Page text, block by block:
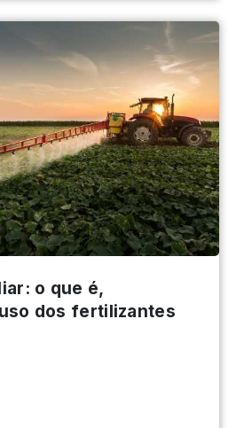
o que é,
dos fertilizantes